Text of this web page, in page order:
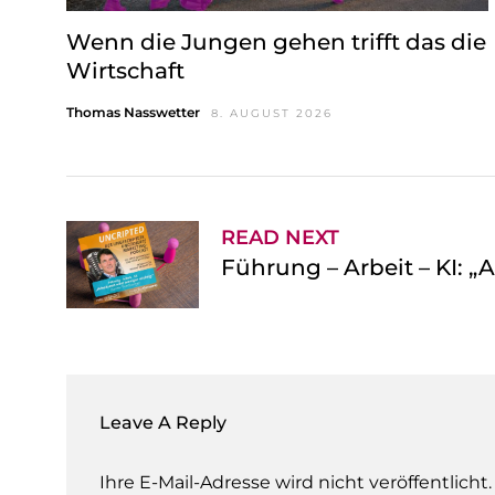
Wenn die Jungen gehen trifft das die
Wirtschaft
Thomas Nasswetter 8. AUGUST 2026
READ NEXT
Führung – Arbeit – KI:
Leave A Reply
Ihre E-Mail-Adresse wird nicht